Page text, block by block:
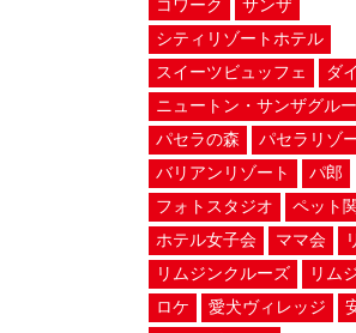
コワーク
サンザ
シティリゾートホテル
スイーツビュッフェ
ダ
ニュートン・サンザグル
パセラの森
パセラリゾ
バリアンリゾート
パ郎
フォトスタジオ
ペット
ホテル女子会
ママ会
リムジンクルーズ
リム
ロケ
愛犬ヴィレッジ